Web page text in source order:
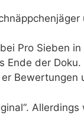
Pro Sieben
der